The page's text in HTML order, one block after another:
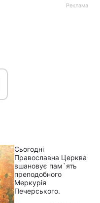
Реклама
Сьогодні
Православна Церква
вшановує пам`ять
преподобного
Меркурія
Печерського.